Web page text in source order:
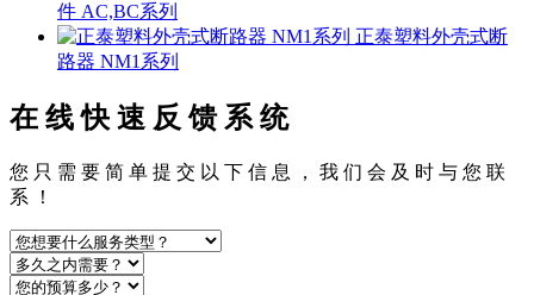
件 AC,BC系列
正泰塑料外壳式断
路器 NM1系列
在 线 快 速 反 馈 系 统
您 只 需 要 简 单 提 交 以 下 信 息 ， 我 们 会 及 时 与 您 联
系 ！